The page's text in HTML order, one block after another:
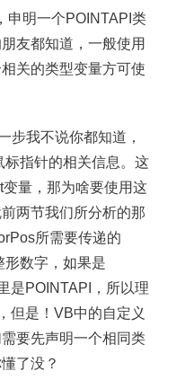
明一个POINTAPI类
友都知道，一般使用
关的类型变量方可使
我不说你都知道，
指针的相关信息。这
量，那为啥要使用这
两节我们所分析的那
所需要传递的
数字，如果是
是POINTAPI，所以理
但是！VB中的自定义
要先声明一个相同类
了没？